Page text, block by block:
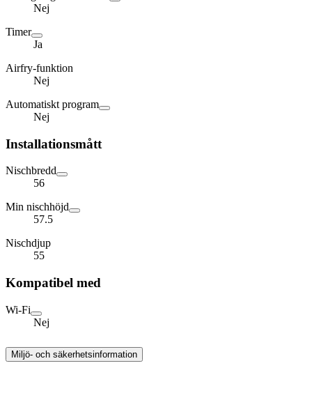
Nej
Timer
Ja
Airfry-funktion
Nej
Automatiskt program
Nej
Installationsmått
Nischbredd
56
Min nischhöjd
57.5
Nischdjup
55
Kompatibel med
Wi-Fi
Nej
Miljö- och säkerhetsinformation